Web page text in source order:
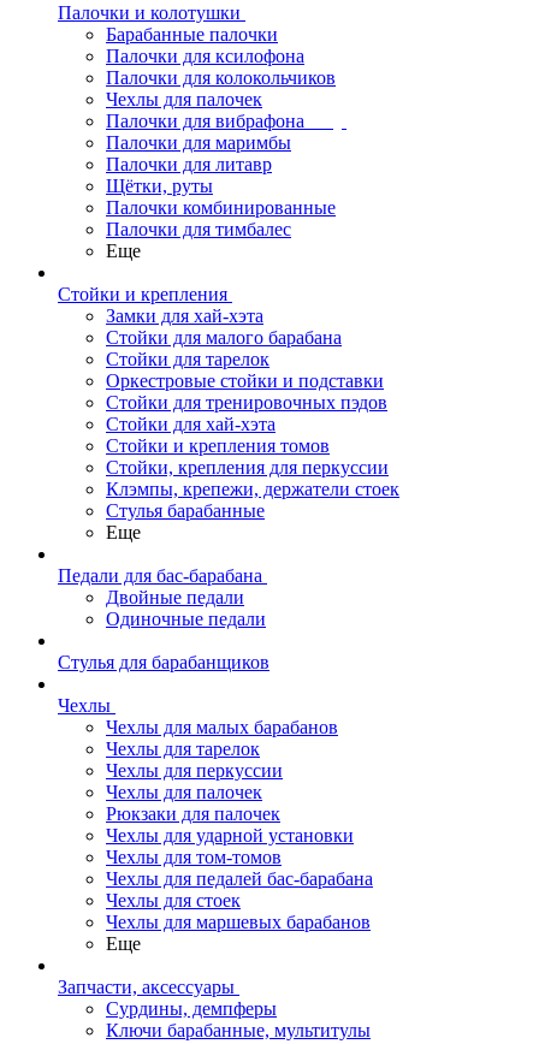
Палочки и колотушки
Барабанные палочки
Палочки для ксилофона
Палочки для колокольчиков
Чехлы для палочек
Палочки для вибрафона
Палочки для маримбы
Палочки для литавр
Щётки, руты
Палочки комбинированные
Палочки для тимбалес
Еще
Стойки и крепления
Замки для хай-хэта
Стойки для малого барабана
Стойки для тарелок
Оркестровые стойки и подставки
Стойки для тренировочных пэдов
Стойки для хай-хэта
Стойки и крепления томов
Стойки, крепления для перкуссии
Клэмпы, крепежи, держатели стоек
Стулья барабанные
Еще
Педали для бас-барабана
Двойные педали
Одиночные педали
Стулья для барабанщиков
Чехлы
Чехлы для малых барабанов
Чехлы для тарелок
Чехлы для перкуссии
Чехлы для палочек
Рюкзаки для палочек
Чехлы для ударной установки
Чехлы для том-томов
Чехлы для педалей бас-барабана
Чехлы для стоек
Чехлы для маршевых барабанов
Еще
Запчасти, аксессуары
Сурдины, демпферы
Ключи барабанные, мультитулы